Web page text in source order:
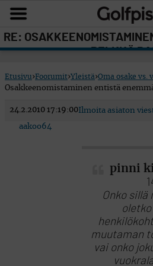
RE:
PELKKÄ
Etusivu›Foorumit›Yleistä›Oma osake vs.
Osakkeenomistaminen entistä
24.2.2010 17:19:00Ilmoita asiaton
aakoo64
pinni
Onko sillä
muutaman
vai onko